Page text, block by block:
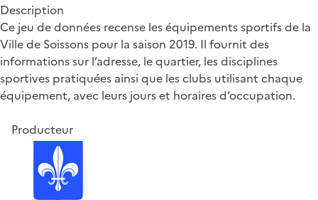
Description
Ce jeu de données recense les équipements sportifs de la
Ville de Soissons pour la saison 2019. Il fournit des
informations sur l’adresse, le quartier, les disciplines
sportives pratiquées ainsi que les clubs utilisant chaque
équipement, avec leurs jours et horaires d’occupation.
Producteur